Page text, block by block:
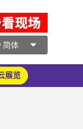
简体
展览